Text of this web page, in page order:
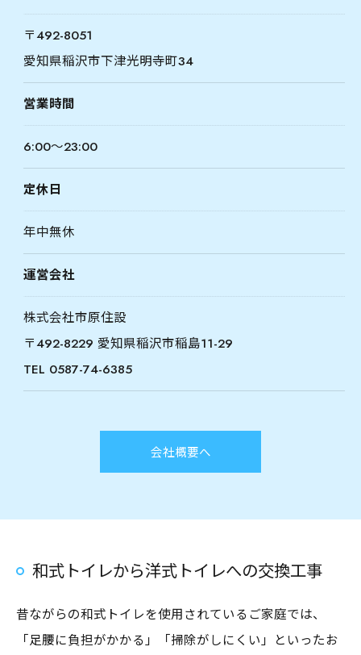
〒492-8051
愛知県稲沢市下津光明寺町34
営業時間
6:00～23:00
定休日
年中無休
運営会社
株式会社市原住設
〒492-8229 愛知県稲沢市稲島11-29
TEL 0587-74-6385
会社概要へ
和式トイレから洋式トイレへの交換工事
昔ながらの和式トイレを使用されているご家庭では、
「足腰に負担がかかる」「掃除がしにくい」といったお